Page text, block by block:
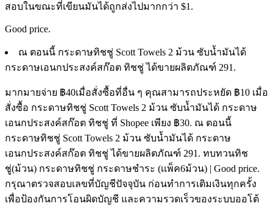
สอบในขณะที่เขียนมันได้ถูกส่งไปมากกว่า $1.
Good price.
ณ ตอนนี้ กระดาษทิชชู่ Scott Towels 2 ม้วน ซับน้ำมันได้
กระดาษเอนกประสงค์สก๊อต ทิชชู่ ได้ขายผลิตภัณฑ์ 291.
มากมายจ่าย ฿40เมื่อสั่งซื้อที่อื่น ๆ คุณสามารถประหยัด ฿10 เมื่อ
สั่งซื้อ กระดาษทิชชู่ Scott Towels 2 ม้วน ซับน้ำมันได้ กระดาษ
เอนกประสงค์สก๊อต ทิชชู่ ที่ Shopee เพียง ฿30. ณ ตอนนี้
กระดาษทิชชู่ Scott Towels 2 ม้วน ซับน้ำมันได้ กระดาษ
เอนกประสงค์สก๊อต ทิชชู่ ได้ขายผลิตภัณฑ์ 291. ทบทวนทิช
ชู่(ม้วน) กระดาษทิชชู่ กระดาษชำระ (เเพ็ค6ม้วน) | Good price.
กรุณาตรวจสอบเลขที่บัญชีปัจจุบัน ก่อนทำการเติมเงินทุกครั้ง
เพื่อป้องกันการโอนผิดบัญชี และความรวดเร็วของระบบออโต้